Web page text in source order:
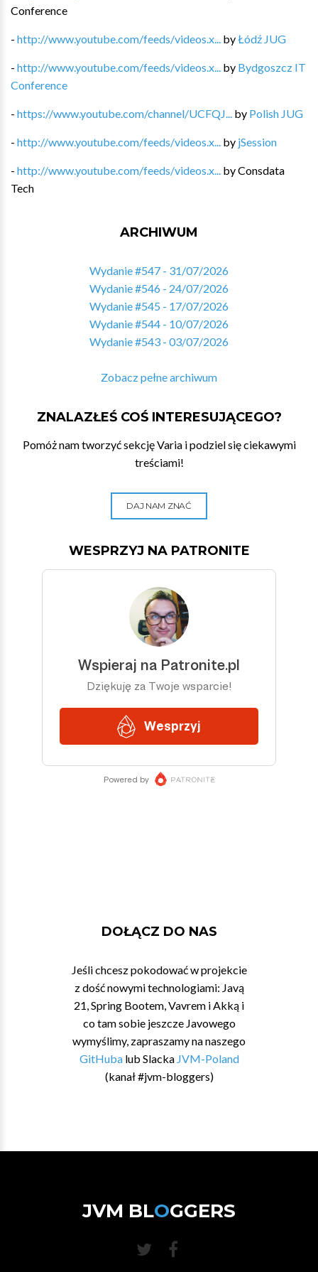
Conference
- http://www.youtube.com/feeds/videos.x... byŁódź JUG
- http://www.youtube.com/feeds/videos.x... by Bydgoszcz IT
Conference
- https://www.youtube.com/channel/UCFQJ... by Polish JUG
- http://www.youtube.com/feeds/videos.x... by jSession
- http://www.youtube.com/feeds/videos.x... byConsdata
Tech
ARCHIWUM
Wydanie #547 - 31/07/2026
Wydanie #546 - 24/07/2026
Wydanie #545 - 17/07/2026
Wydanie #544 - 10/07/2026
Wydanie #543 - 03/07/2026
Zobacz pełne archiwum
ZNALAZŁEŚ COŚ INTERESUJĄCEGO?
Pomóż nam tworzyć sekcję Varia i podziel się ciekawymi
treściami!
DAJ NAM ZNAĆ
WESPRZYJ NA PATRONITE
DOŁĄCZ DO NAS
Jeśli chcesz pokodować w projekcie
z dość nowymi technologiami: Javą
21, Spring Bootem, Vavrem i Akką i
co tam sobie jeszcze Javowego
wymyślimy, zapraszamy na naszego
GitHubalub Slacka JVM-Poland
(kanał #jvm-bloggers)
JVM BLOGGERS